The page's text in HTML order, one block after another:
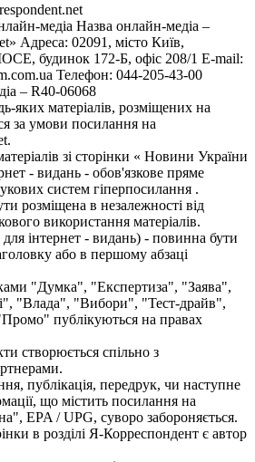
медіа Назва онлайн-медіа –
Адреса: 02091, місто Київ,
будинок 172-Б, офіс 208/1 E-mail:
Телефон: 044-205-43-00
– R40-06068
яких матеріалів, розміщених на
за умови посилання на
зі сторінки « Новини України
- видань - обов'язкове пряме
систем гіперпосилання .
розміщена в незалежності від
використання матеріалів.
інтернет - видань) - повинна бути
або в першому абзаці
"Думка", "Експертиза", "Заява",
"Влада", "Вибори", "Тест-драйв",
публікуються на правах
створюється спільно з
публікація, передрук, чи наступне
що містить посилання на
EPA / UPG, суворо забороняється.
в розділі Я-Корреспондент є автор